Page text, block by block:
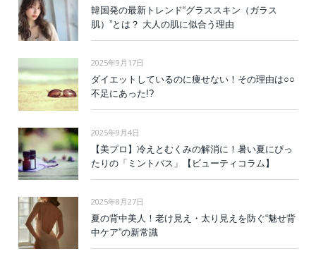
韓国発の最新トレンド“グラススキン（ガラス
肌）”とは？ 大人の肌に似合う理由
2025年9月17日
ダイエットしているのに痩せない！その理由は○○
不足にあった!?
2025年9月4日
【美プロ】冷えとむくみの解消に！暑い夏にぴっ
たりの「ミントバス」【ビューティコラム】
2025年8月27日
夏の背中美人！老け見え・太り見えを防ぐ“魅せ背
中ケア”の新常識